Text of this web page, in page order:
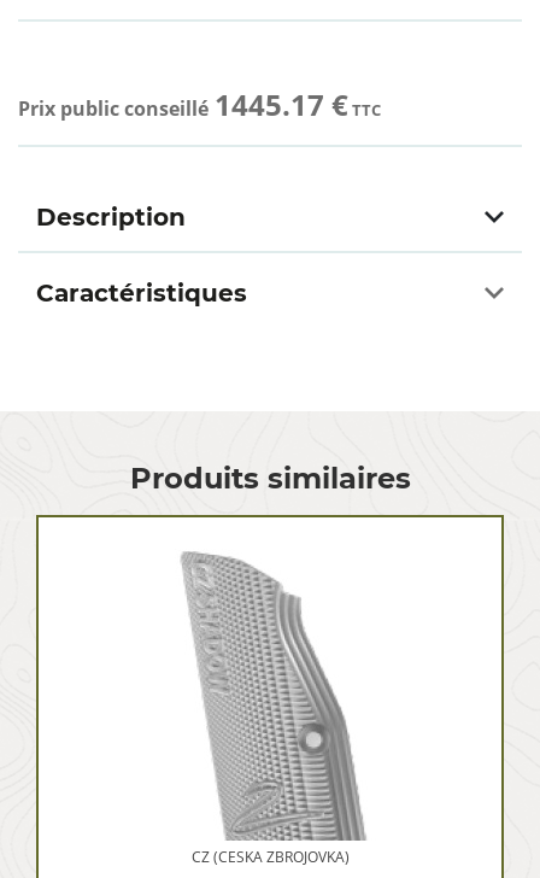
Prix public conseillé 1445.17 €TTC
Description
Caractéristiques
Produits similaires
CZ (CESKA ZBROJOVKA)